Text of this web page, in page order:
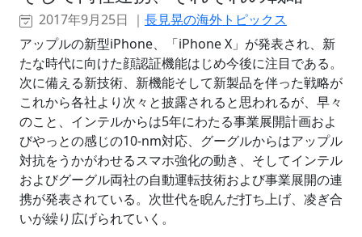
2017年9月25日 ｜ 長見晃の海外トピックス
アップルの新型iPhone、「iPhone X」が発表され、新
たな時代に向けた顔認証機能はじめ今後に注目である。
次に備える新技術、新機能そして新製品を伴った戦略が
これから各社より次々と披露されると思われるが、早々
のこと、インテルからは5年にわたる事業展開計画およ
びやっとの感じの10-nm対応、グーグルからはアップル
対抗をうかがわせるスマホ強化の動き、そしてインテル
およびグーグル両社の自動運転技術および事業展開の連
携が発表されている。次世代を睨んだ打ち上げ、凌ぎ合
いが繰り広げられていく。